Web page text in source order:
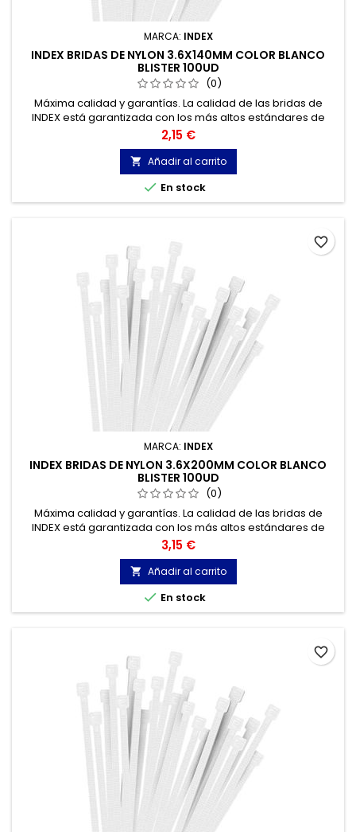
MARCA: INDEX
INDEX BRIDAS DE NYLON 3.6X140MM COLOR BLANCO
BLISTER 100UD
(0)
Máxima calidad y garantías. La calidad de las bridas de
INDEX está garantizada con los más altos estándares de
calidad, gracias a la certificación de acuerdo con la norma
UNE-EN 62275, que permite el marcado CE y con
homologación UL.
Precio
2,15 €
 Añadir al carrito
 En stock
MARCA: INDEX
INDEX BRIDAS DE NYLON 3.6X200MM COLOR BLANCO
BLISTER 100UD
(0)
Máxima calidad y garantías. La calidad de las bridas de
INDEX está garantizada con los más altos estándares de
calidad, gracias a la certificación de acuerdo con la norma
UNE-EN 62275, que permite el marcado CE y con
homologación UL.
Precio
3,15 €
 Añadir al carrito
 En stock
favorite_border
favorite_border